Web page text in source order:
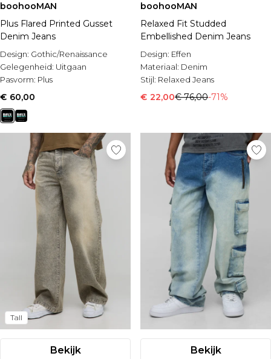
boohooMAN
Plus Flared Printed Gusset
Denim Jeans
Design: Gothic/Renaissance
Gelegenheid: Uitgaan
Pasvorm: Plus
€ 60,00
boohooMAN
Relaxed Fit Studded
Embellished Denim Jeans
Design: Effen
Materiaal: Denim
Stijl: Relaxed Jeans
€ 22,00€ 76,00-71%
Tall
Bekijk Bekijk